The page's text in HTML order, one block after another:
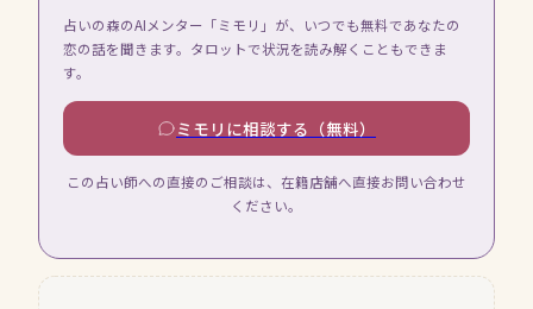
占いの森のAIメンター「ミモリ」が、いつでも無料であなたの
恋の話を聞きます。タロットで状況を読み解くこともできま
す。
ミモリに相談する（無料）
この占い師への直接のご相談は、在籍店舗へ直接お問い合わせ
ください。